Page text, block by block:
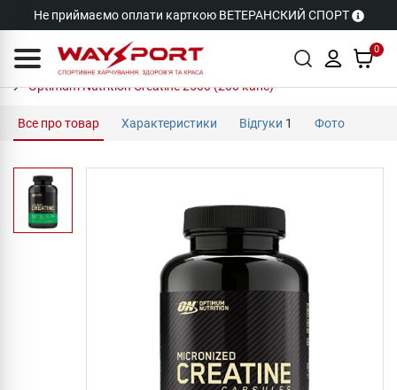
Не приймаємо оплати карткою ВЕТЕРАНСКИЙ СПОРТ
0
Optimum Nutrition Creatine 2500 (200 капс)
Все про товар Характеристики Відгуки 1 Фото